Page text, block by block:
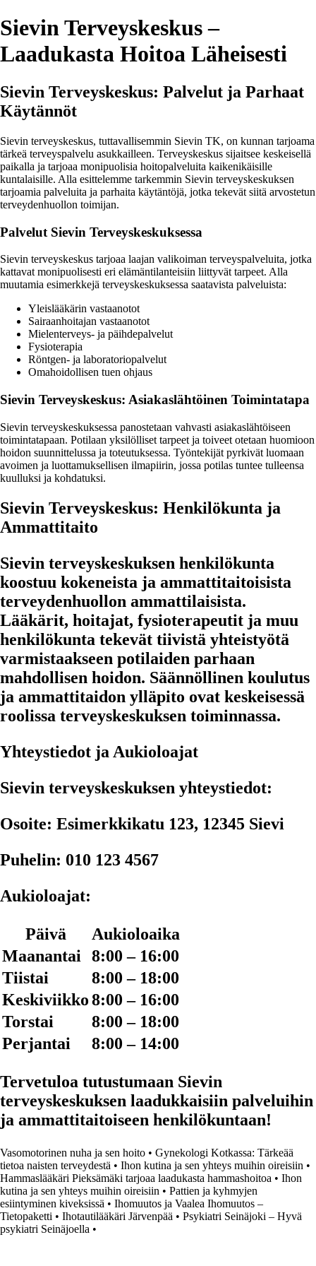
Sievin Terveyskeskus –
Laadukasta Hoitoa Läheisesti
Sievin Terveyskeskus: Palvelut ja Parhaat
Käytännöt
Sievin terveyskeskus, tuttavallisemmin Sievin TK, on kunnan tarjoama
tärkeä terveyspalvelu asukkailleen. Terveyskeskus sijaitsee keskeisellä
paikalla ja tarjoaa monipuolisia hoitopalveluita kaikenikäisille
kuntalaisille. Alla esittelemme tarkemmin Sievin terveyskeskuksen
tarjoamia palveluita ja parhaita käytäntöjä, jotka tekevät siitä arvostetun
terveydenhuollon toimijan.
Palvelut Sievin Terveyskeskuksessa
Sievin terveyskeskus tarjoaa laajan valikoiman terveyspalveluita, jotka
kattavat monipuolisesti eri elämäntilanteisiin liittyvät tarpeet. Alla
muutamia esimerkkejä terveyskeskuksessa saatavista palveluista:
Yleislääkärin vastaanotot
Sairaanhoitajan vastaanotot
Mielenterveys- ja päihdepalvelut
Fysioterapia
Röntgen- ja laboratoriopalvelut
Omahoidollisen tuen ohjaus
Sievin Terveyskeskus: Asiakaslähtöinen Toimintatapa
Sievin terveyskeskuksessa panostetaan vahvasti asiakaslähtöiseen
toimintatapaan. Potilaan yksilölliset tarpeet ja toiveet otetaan huomioon
hoidon suunnittelussa ja toteutuksessa. Työntekijät pyrkivät luomaan
avoimen ja luottamuksellisen ilmapiirin, jossa potilas tuntee tulleensa
kuulluksi ja kohdatuksi.
Sievin Terveyskeskus: Henkilökunta ja
Ammattitaito
Sievin terveyskeskuksen henkilökunta
koostuu kokeneista ja ammattitaitoisista
terveydenhuollon ammattilaisista.
Lääkärit, hoitajat, fysioterapeutit ja muu
henkilökunta tekevät tiivistä yhteistyötä
varmistaakseen potilaiden parhaan
mahdollisen hoidon. Säännöllinen koulutus
ja ammattitaidon ylläpito ovat keskeisessä
roolissa terveyskeskuksen toiminnassa.
Yhteystiedot ja Aukioloajat
Sievin terveyskeskuksen yhteystiedot:
Osoite: Esimerkkikatu 123, 12345 Sievi
Puhelin: 010 123 4567
Aukioloajat:
Päivä
Aukioloaika
Maanantai
8:00 – 16:00
Tiistai
8:00 – 18:00
Keskiviikko8:00 – 16:00
Torstai
8:00 – 18:00
Perjantai
8:00 – 14:00
Tervetuloa tutustumaan Sievin
terveyskeskuksen laadukkaisiin palveluihin
ja ammattitaitoiseen henkilökuntaan!
Vasomotorinen nuha ja sen hoito • Gynekologi Kotkassa: Tärkeää
tietoa naisten terveydestä • Ihon kutina ja sen yhteys muihin oireisiin •
Hammaslääkäri Pieksämäki tarjoaa laadukasta hammashoitoa • Ihon
kutina ja sen yhteys muihin oireisiin • Pattien ja kyhmyjen
esiintyminen kiveksissä • Ihomuutos ja Vaalea Ihomuutos –
Tietopaketti • Ihotautilääkäri Järvenpää • Psykiatri Seinäjoki – Hyvä
psykiatri Seinäjoella •